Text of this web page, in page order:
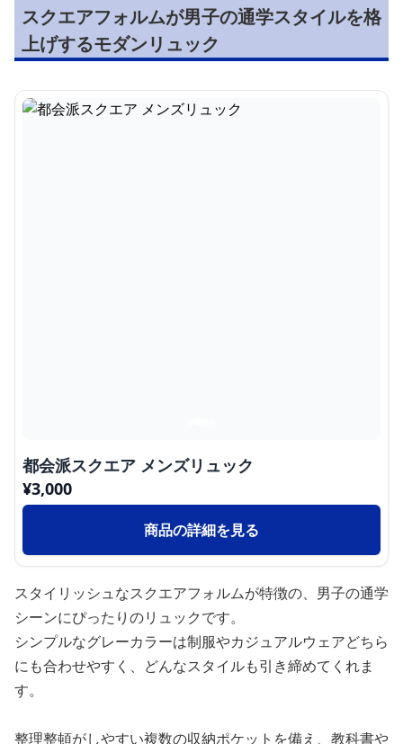
スクエアフォルムが男子の通学スタイルを格
上げするモダンリュック
都会派スクエア メンズリュック
¥3,000
商品の詳細を見る
スタイリッシュなスクエアフォルムが特徴の、男子の通学
シーンにぴったりのリュックです。
シンプルなグレーカラーは制服やカジュアルウェアどちら
にも合わせやすく、どんなスタイルも引き締めてくれま
す。
整理整頓がしやすい複数の収納ポケットを備え、教科書や